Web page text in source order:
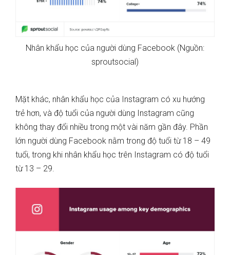
Nhân khẩu học của người dùng Facebook (Nguồn:
sproutsocial)
Mặt khác, nhân khẩu học của Instagram có xu hướng
trẻ hơn, và độ tuổi của người dùng Instagram cũng
không thay đổi nhiều trong một vài năm gần đây. Phần
lớn người dùng Facebook nằm trong độ tuổi từ 18 – 49
tuổi, trong khi nhân khẩu học trên Instagram có độ tuổi
từ 13 – 29.